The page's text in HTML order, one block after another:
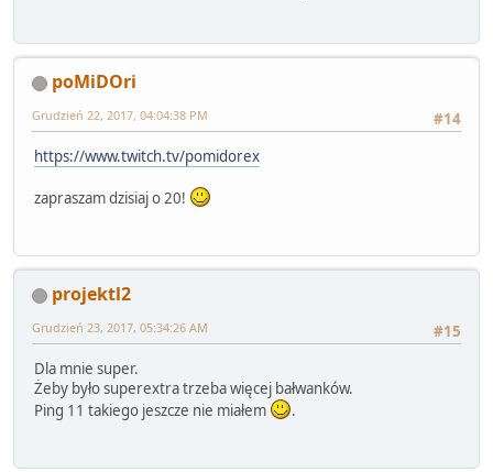
poMiDOri
#14
Grudzień 22, 2017, 04:04:38 PM
https://www.twitch.tv/pomidorex
zapraszam dzisiaj o 20!
projektl2
#15
Grudzień 23, 2017, 05:34:26 AM
Dla mnie super.
Żeby było superextra trzeba więcej bałwanków.
Ping 11 takiego jeszcze nie miałem
.